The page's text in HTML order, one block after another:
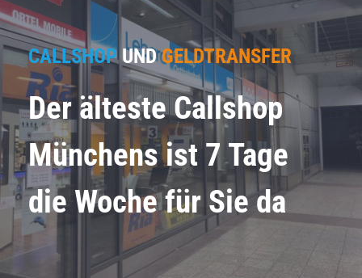
CALLSHOP UND GELDTRANSFER
Der älteste Callshop
Münchens ist 7 Tage
die Woche für Sie da